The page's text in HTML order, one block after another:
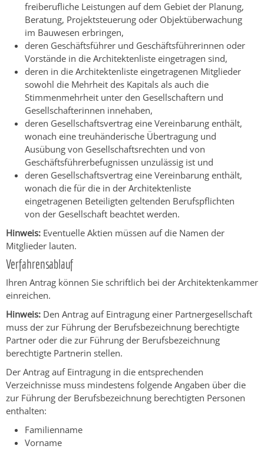
freiberufliche Leistungen auf dem Gebiet der Planung,
Beratung, Projektsteuerung oder Objektüberwachung
im Bauwesen erbringen,
deren Geschäftsführer und Geschäftsführerinnen oder
Vorstände in die Architektenliste eingetragen sind,
deren in die Architektenliste eingetragenen Mitglieder
sowohl die Mehrheit des Kapitals als auch die
Stimmenmehrheit unter den Gesellschaftern und
Gesellschafterinnen innehaben,
deren Gesellschaftsvertrag eine Vereinbarung enthält,
wonach eine treuhänderische Übertragung und
Ausübung von Gesellschaftsrechten und von
Geschäftsführerbefugnissen unzulässig ist und
deren Gesellschaftsvertrag eine Vereinbarung enthält,
wonach die für die in der Architektenliste
eingetragenen Beteiligten geltenden Berufspflichten
von der Gesellschaft beachtet werden.
Hinweis: Eventuelle Aktien müssen auf die Namen der
Mitglieder lauten.
Verfahrensablauf
Ihren Antrag können Sie schriftlich bei der Architektenkammer
einreichen.
Hinweis: Den Antrag auf Eintragung einer Partnergesellschaft
muss der zur Führung der Berufsbezeichnung berechtigte
Partner oder die zur Führung der Berufsbezeichnung
berechtigte Partnerin stellen.
Der Antrag auf Eintragung in die entsprechenden
Verzeichnisse muss mindestens folgende Angaben über die
zur Führung der Berufsbezeichnung berechtigten Personen
enthalten:
Familienname
Vorname